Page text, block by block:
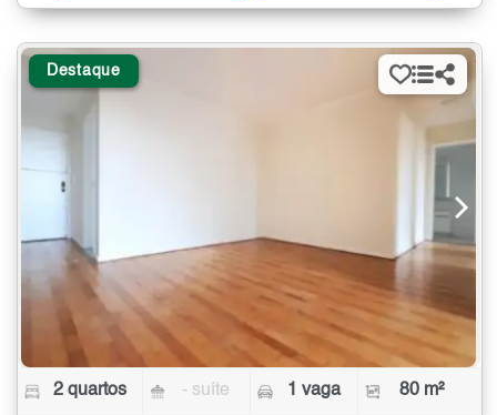
Destaque
2 quartos - suíte 1 vaga 80 m²